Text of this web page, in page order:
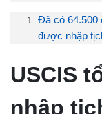
Đã có 64.500
được nhập
USCIS
nhập